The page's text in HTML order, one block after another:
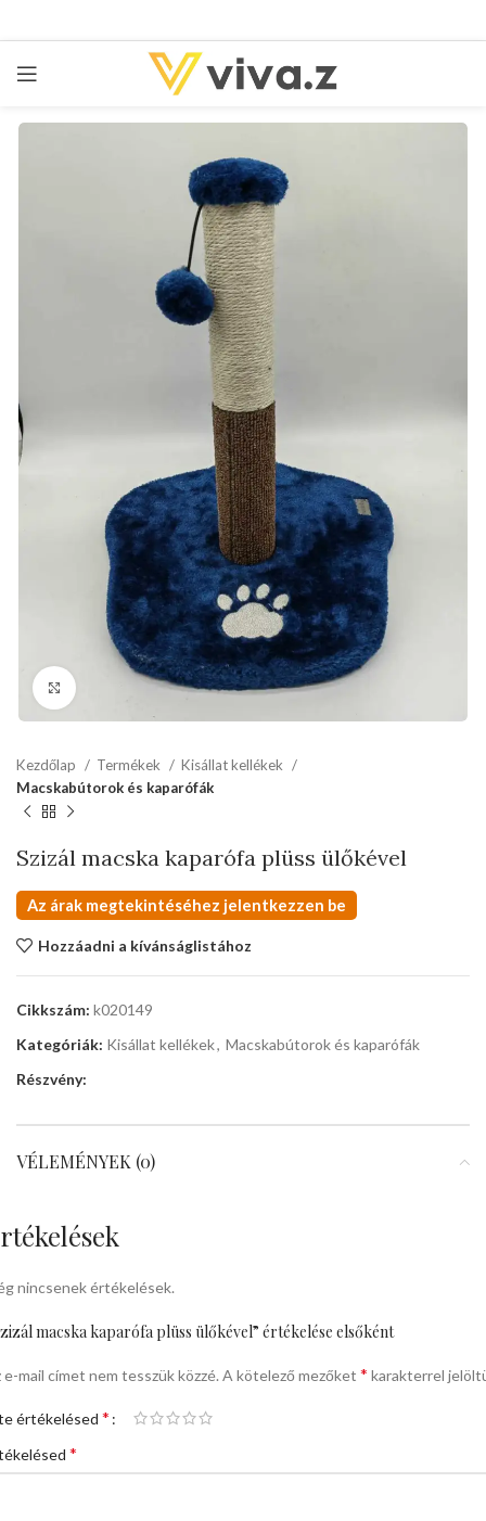
kattints a kinagyításhoz
Kezdőlap Termékek
Kisállat kellékek
Macskabútorok és kaparófák
Szizál macska kaparófa plüss ülőkével
Az árak megtekintéséhez jelentkezzen be
Hozzáadni a kívánságlistához
Cikkszám: k020149
Kategóriák: Kisállat kellékek, Macskabútorok és kaparófák
Részvény:
VÉLEMÉNYEK (0)
nincsenek értékelések.
macska kaparófa plüss ülőkével” értékelése elsőként
e-mail címet nem tesszük közzé. A kötelező mezőket * karakterrel
értékelésed *
*